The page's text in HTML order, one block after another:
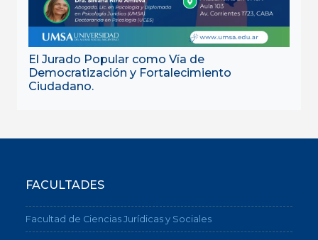
El Jurado Popular como Vía de
Democratización y Fortalecimiento
Ciudadano.
FACULTADES
Facultad de Ciencias Jurídicas y Sociales